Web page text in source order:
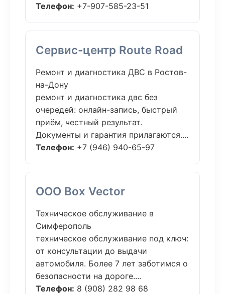
Телефон: +7-907-585-23-51
Сервис-центр Route Road
Ремонт и диагностика ДВС в Ростов-
на-Дону
ремонт и диагностика двс без
очередей: онлайн-запись, быстрый
приём, честный результат.
Документы и гарантия прилагаются....
Телефон: +7 (946) 940-65-97
ООО Box Vector
Техническое обслуживание в
Симферополь
техническое обслуживание под ключ:
от консультации до выдачи
автомобиля. Более 7 лет заботимся о
безопасности на дороге....
Телефон: 8 (908) 282 98 68